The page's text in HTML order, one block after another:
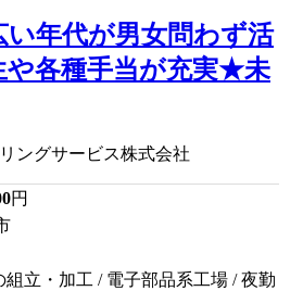
い年代が男女問わず活
や各種手当が充実★未
ングサービス株式会社
円
組立・加工 / 電子部品系工場 / 夜勤